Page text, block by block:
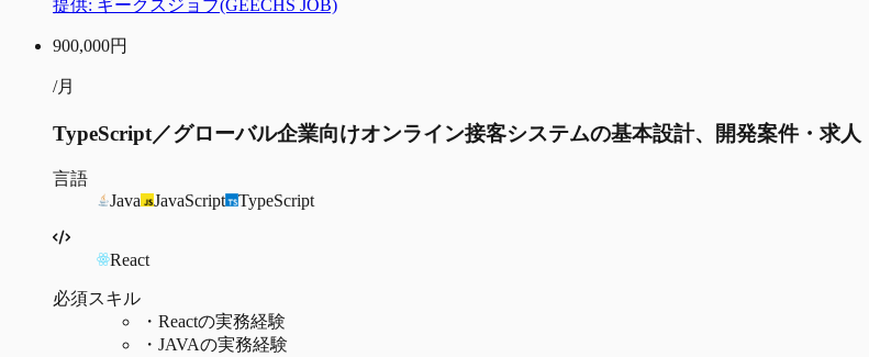
提供: ギークスジョブ(GEECHS JOB)
900,000円
/月
TypeScript／グローバル企業向けオンライン接客システムの基本設計、開発案件・求人
言語
Java
JavaScript TypeScript
React
必須スキル
・ Reactの実務経験
・ JAVAの実務経験